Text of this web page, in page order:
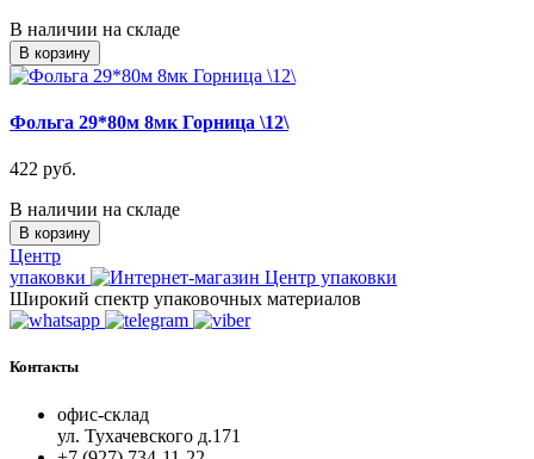
В наличии на складе
В корзину
Фольга 29*80м 8мк Горница \12\
422 руб.
В наличии на складе
В корзину
Центр
упаковки
Широкий спектр упаковочных материалов
Контакты
офис-склад
ул. Тухачевского д.171